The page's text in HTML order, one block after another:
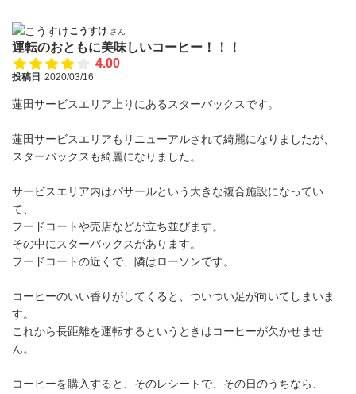
こうすけ さん
運転のおともに美味しいコーヒー！！！
4.00
投稿日 2020/03/16
蓮田サービスエリア上りにあるスターバックスです。
蓮田サービスエリアもリニューアルされて綺麗になりましたが、
スターバックスも綺麗になりました。
サービスエリア内はパサールという大きな複合施設になってい
て、
フードコートや売店などが立ち並びます。
その中にスターバックスがあります。
フードコートの近くで、隣はローソンです。
コーヒーのいい香りがしてくると、ついつい足が向いてしまいま
す。
これから長距離を運転するというときはコーヒーが欠かせませ
ん。
コーヒーを購入すると、そのレシートで、その日のうちなら、